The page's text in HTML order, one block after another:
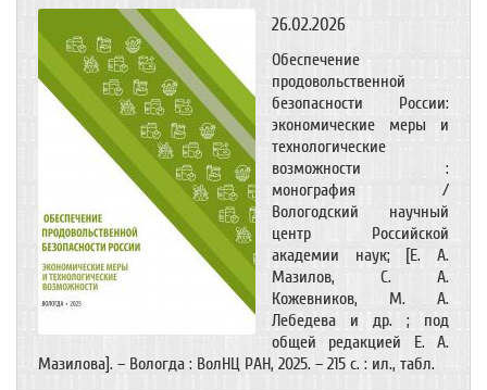
26.02.2026
Обеспечение
продовольственной
безопасности России:
экономические меры и
технологические
возможности :
монография /
Вологодский научный
центр Российской
академии наук; [Е. А.
Мазилов, С. А.
Кожевников, М. А.
Лебедева и др. ; под
общей редакцией Е. А.
Мазилова]. – Вологда : ВолНЦ РАН, 2025. – 215 с. : ил., табл.